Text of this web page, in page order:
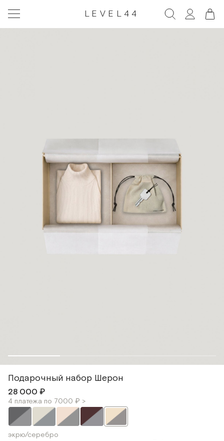
LEVEL44
Подарочный набор Шерон
28 000 ₽
4 платежа по 7000 ₽ >
экрю/серебро